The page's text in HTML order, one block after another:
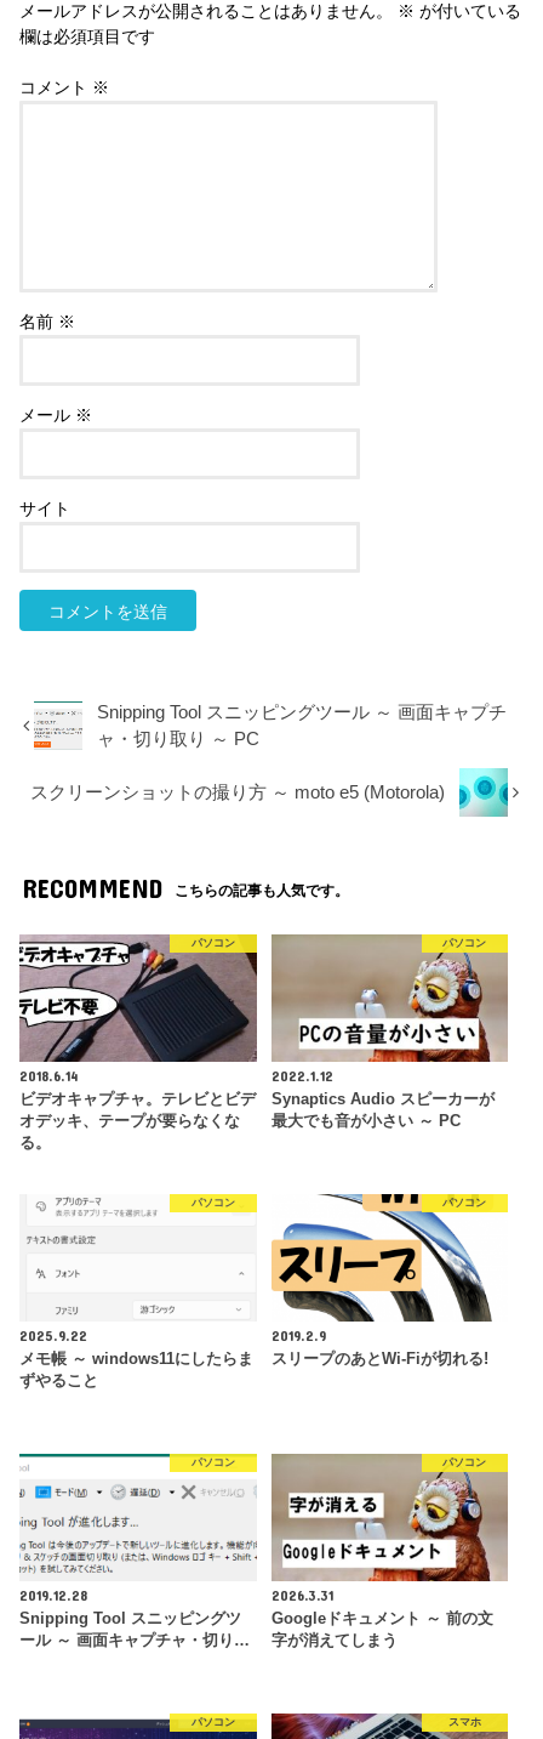
メールアドレスが公開されることはありません。 ※ が付いている
欄は必須項目です
コメント ※
名前 ※
メール ※
サイト
Snipping Tool スニッピングツール ～ 画面キャプチ
ャ・切り取り ～ PC
スクリーンショットの撮り方 ～ moto e5 (Motorola)
RECOMMEND こちらの記事も人気です。
パソコン
2018.6.14
ビデオキャプチャ。テレビとビデ
オデッキ、テープが要らなくな
る。
パソコン
2022.1.12
Synaptics Audio スピーカーが
最大でも音が小さい ～ PC
パソコン
2025.9.22
メモ帳 ～ windows11にしたらま
ずやること
パソコン
2019.2.9
スリープのあとWi-Fiが切れる!
パソコン
2019.12.28
Snipping Tool スニッピングツ
ール ～ 画面キャプチャ・切り…
パソコン
2026.3.31
Googleドキュメント ～ 前の文
字が消えてしまう
パソコン スマホ